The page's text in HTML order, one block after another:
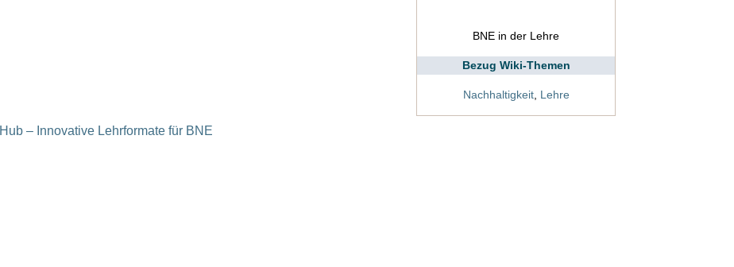
BNE in der Lehre
Bezug Wiki-Themen
Nachhaltigkeit, Lehre
Hub – Innovative Lehrformate für BNE